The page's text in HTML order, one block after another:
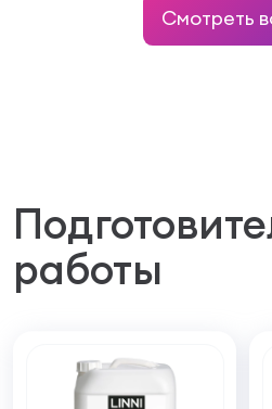
Смотреть
работы